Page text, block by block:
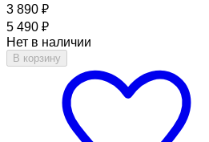
3 890 ₽
5 490 ₽
Нет в наличии
В корзину